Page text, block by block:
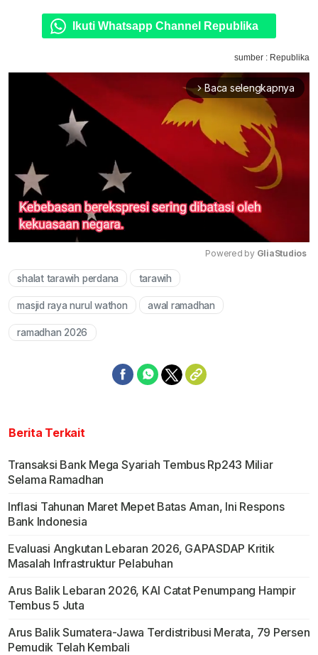
Ikuti Whatsapp Channel Republika
sumber : Republika
arrow_forward_ios Baca selengkapnya
Powered by GliaStudios
shalat tarawih perdana tarawih
masjid raya nurul wathon awal ramadhan
ramadhan 2026
Berita Terkait
Transaksi Bank Mega Syariah Tembus Rp243 Miliar
Selama Ramadhan
Inflasi Tahunan Maret Mepet Batas Aman, Ini Respons
Bank Indonesia
Evaluasi Angkutan Lebaran 2026, GAPASDAP Kritik
Masalah Infrastruktur Pelabuhan
Arus Balik Lebaran 2026, KAI Catat Penumpang Hampir
Tembus 5 Juta
Arus Balik Sumatera-Jawa Terdistribusi Merata, 79 Persen
Pemudik Telah Kembali